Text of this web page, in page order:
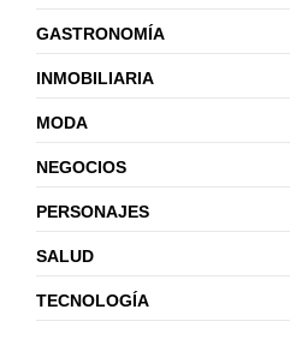
GASTRONOMÍA
INMOBILIARIA
MODA
NEGOCIOS
PERSONAJES
SALUD
TECNOLOGÍA